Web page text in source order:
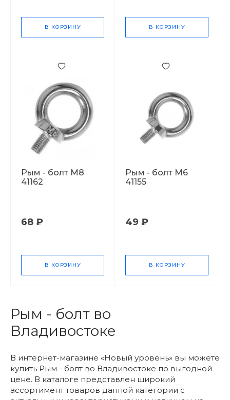
В КОРЗИНУ В КОРЗИНУ
Рым - болт М8
41162
68 ₽
В КОРЗИНУ
Рым - болт М6
41155
49 ₽
В КОРЗИНУ
Рым - болт во
Владивостоке
В интернет-магазине «Новый уровень» вы можете
купить Рым - болт во Владивостоке по выгодной
цене. В каталоге представлен широкий
ассортимент товаров данной категории с